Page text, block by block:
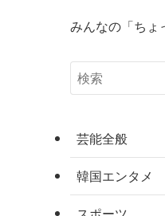
みんなの「ちょ
芸能全般
韓国エンタメ